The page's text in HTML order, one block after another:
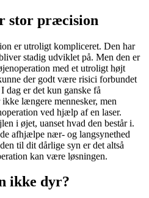
stor præcision
er utroligt kompliceret. Den har
stadig udviklet på. Men den er
med et utroligt højt
der godt være risici forbundet
dag er det kun ganske få
længere mennesker, men
ved hjælp af en laser.
i øjet, uanset hvad den består i.
afhjælpe nær- og langsynethed
til dit dårlige syn er det altså
kan være løsningen.
ikke dyr?